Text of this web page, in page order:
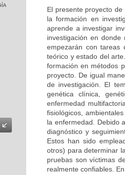
El presente proyecto
la formación en
aprende a investigar
investigación en
empezarán con tareas
teórico y estado del
formación en métodos
proyecto. De igual
de investigación. El
genética clínica,
enfermedad
fisiológicos,
la enfermedad. Debido
diagnóstico y
Estos han sido
otros) para determinar
pruebas son víctimas
realmente confiables.